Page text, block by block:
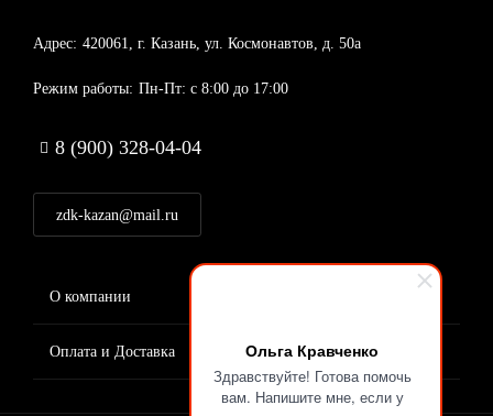
Ольга Кравченко
Здравствуйте! Готова помочь
вам. Напишите мне, если у
Адрес: 420061, г. Казань, ул. Космонавтов, д. 50а
Режим работы: Пн-Пт: с 8:00 до 17:00
8 (900) 328-04-04
zdk-kazan@mail.ru
MENU
О компании
Оплата и Доставка Контакты